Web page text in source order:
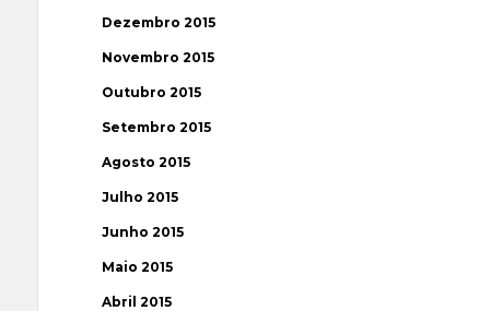
Dezembro 2015
Novembro 2015
Outubro 2015
Setembro 2015
Agosto 2015
Julho 2015
Junho 2015
Maio 2015
Abril 2015